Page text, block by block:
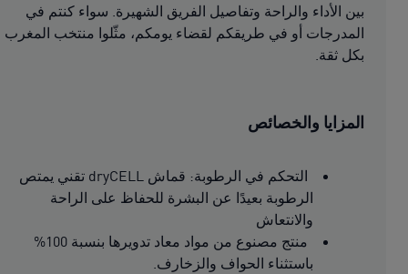
بين الأداء والراحة وتفاصيل الفريق الشهيرة. سواء كنتم في
المدرجات أو في طريقكم لقضاء يومكم، مثّلوا منتخب المغرب
بكل ثقة.
المزايا والخصائص
التحكم في الرطوبة: قماش dryCELL تقني يمتص
الرطوبة بعيدًا عن البشرة للحفاظ على الراحة
والانتعاش
منتج مصنوع من مواد معاد تدويرها بنسبة 100%
باستثناء الحواف والزخارف.